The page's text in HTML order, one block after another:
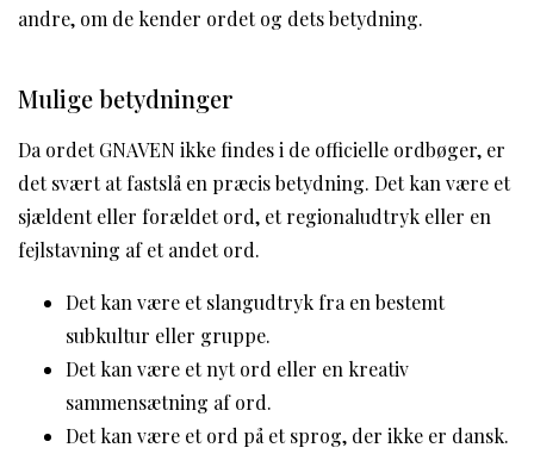
andre, om de kender ordet og dets betydning.
Mulige betydninger
Da ordet GNAVEN ikke findes i de officielle ordbøger, er
det svært at fastslå en præcis betydning. Det kan være et
sjældent eller forældet ord, et regionaludtryk eller en
fejlstavning af et andet ord.
Det kan være et slangudtryk fra en bestemt
subkultur eller gruppe.
Det kan være et nyt ord eller en kreativ
sammensætning af ord.
Det kan være et ord på et sprog, der ikke er dansk.